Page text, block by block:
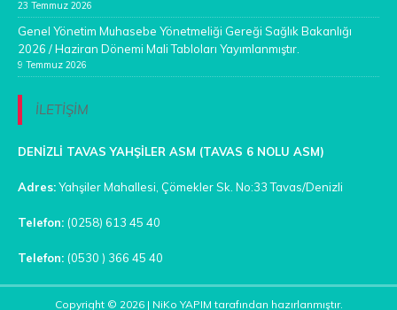
23 Temmuz 2026
Genel Yönetim Muhasebe Yönetmeliği Gereği Sağlık Bakanlığı
2026 / Haziran Dönemi Mali Tabloları Yayımlanmıştır.
9 Temmuz 2026
İLETİŞİM
DENİZLİ TAVAS YAHŞİLER ASM (TAVAS 6 NOLU ASM)
Adres:Yahşiler Mahallesi, Çömekler Sk. No:33 Tavas/Denizli
Telefon: (0258) 613 45 40
Telefon: (0530 ) 366 45 40
Copyright © 2026 | NiKo YAPIM tarafından hazırlanmıştır.